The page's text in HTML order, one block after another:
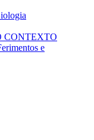
CONTEXTO
e